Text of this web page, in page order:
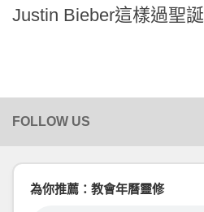
Justin Bieber這樣過聖誕
為你推薦：教會年曆靈修